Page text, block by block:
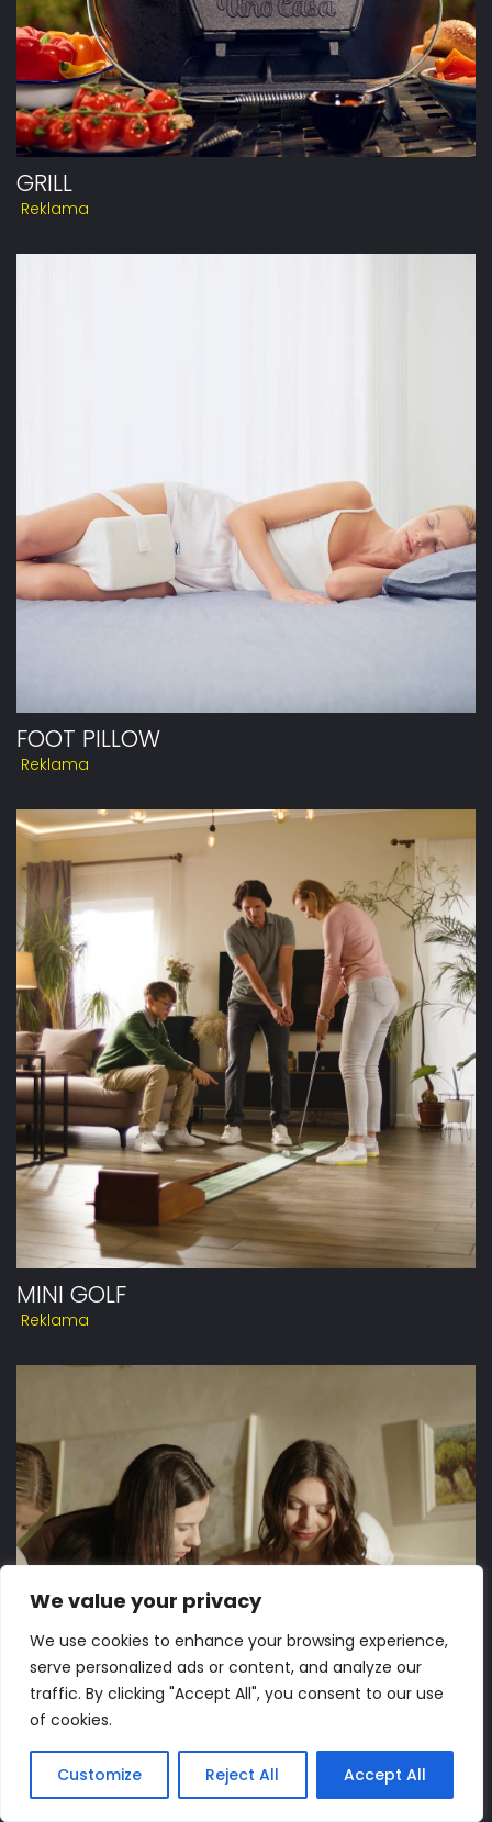
We value your privacy
We use cookies to enhance your browsing experience,
serve personalized ads or content, and analyze our
traffic. By clicking "Accept All", you consent to our use
of cookies.
Customize Reject All Accept All
GRILL
Reklama
FOOT PILLOW
Reklama
MINI GOLF
Reklama